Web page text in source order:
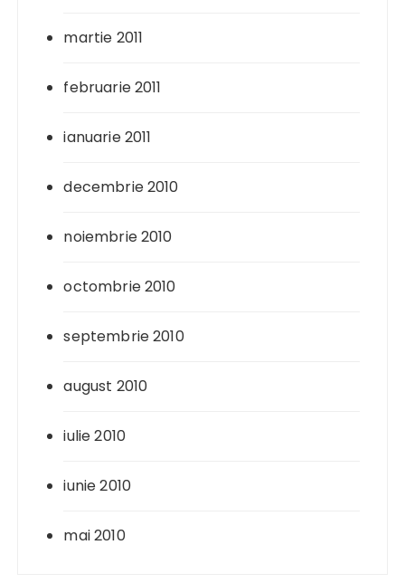
martie 2011
februarie 2011
ianuarie 2011
decembrie 2010
noiembrie 2010
octombrie 2010
septembrie 2010
august 2010
iulie 2010
iunie 2010
mai 2010